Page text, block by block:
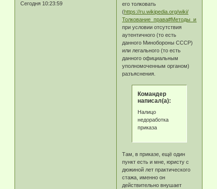
Сегодня 10:23:59
его толковать
(https://ru.wikipedia.org/wiki/
при условии отсутствия
аутентичного (то есть
данного Минобороны СССР)
или легального (то есть
данного официальным
уполномоченным органом)
разъяснения.
Командер
написал(а):
Налицо
недоработка
приказа
Там, в приказе, ещё один
пункт есть и мне, юристу с
дюжиной лет практического
стажа, именно он
действительно внушает